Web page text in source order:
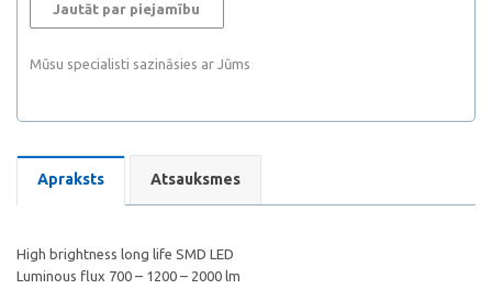
Jautāt par piejamību
Mūsu specialisti sazināsies ar Jūms
Apraksts Atsauksmes
High brightness long life SMD LED
Luminous flux 700 – 1200 – 2000 lm